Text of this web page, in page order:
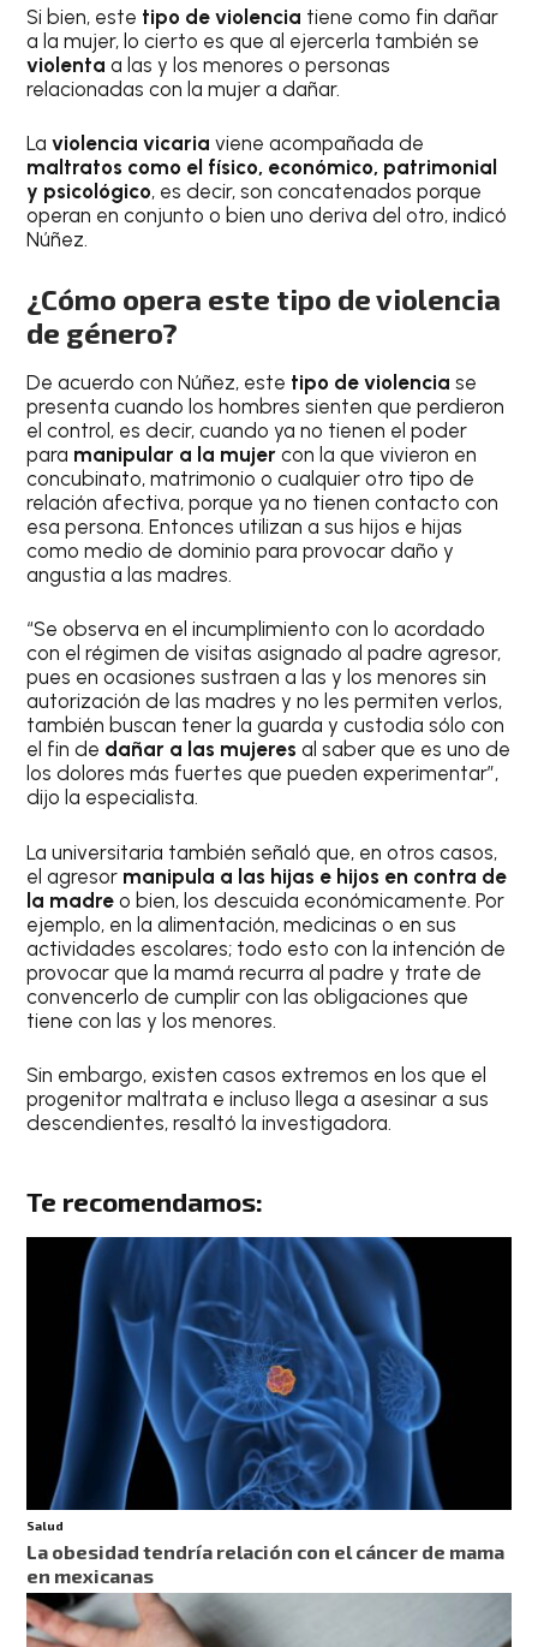
Si bien, este tipo de violencia tiene como fin dañar
a la mujer, lo cierto es que al ejercerla también se
violenta a las y los menores o personas
relacionadas con la mujer a dañar.
Laviolencia vicaria viene acompañada de
maltratos como el físico, económico, patrimonial
y psicológico, es decir, son concatenados porque
operan en conjunto o bien uno deriva del otro, indicó
Núñez.
¿Cómo opera este tipo de violencia
de género?
De acuerdo con Núñez, este tipo de violenciase
presenta cuando los hombres sienten que perdieron
el control, es decir, cuando ya no tienen el poder
para manipular a la mujer con la que vivieron en
concubinato, matrimonio o cualquier otro tipo de
relación afectiva, porque ya no tienen contacto con
esa persona. Entonces utilizan a sus hijos e hijas
como medio de dominio para provocar daño y
angustia a las madres.
“Se observa en el incumplimiento con lo acordado
con el régimen de visitas asignado al padre agresor,
pues en ocasiones sustraen a las y los menores sin
autorización de las madres y no les permiten verlos,
también buscan tener la guarda y custodia sólo con
el fin de dañar a las mujeres al saber que es uno de
los dolores más fuertes que pueden experimentar”,
dijo la especialista.
La universitaria también señaló que, en otros casos,
el agresor manipula a las hijas e hijos en contra de
la madre o bien, los descuida económicamente. Por
ejemplo, en la alimentación, medicinas o en sus
actividades escolares; todo esto con la intención de
provocar que la mamá recurra al padre y trate de
convencerlo de cumplir con las obligaciones que
tiene con las y los menores.
Sin embargo, existen casos extremos en los que el
progenitor maltrata e incluso llega a asesinar a sus
descendientes, resaltó la investigadora.
Te recomendamos:
Salud
La obesidad tendría relación con el cáncer de mama
en mexicanas